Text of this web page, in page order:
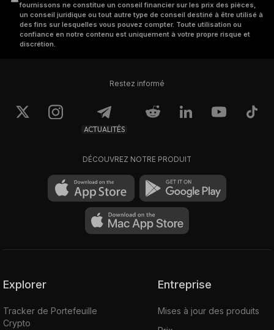
fournissons ne constitue un conseil financier sur les prix des pièces,
un conseil juridique ou tout autre type de conseil destiné à être utilisé à
des fins sur lesquelles vous pouvez compter. Toute utilisation ou
confiance en notre contenu est uniquement à votre propre risque et
discrétion.
Restez informé
ACTUALITÉS
DÉCOUVREZ NOTRE PRODUIT
Explorer
Tracker de Portefeuille
Crypto
Entreprise
Mises à jour des produits